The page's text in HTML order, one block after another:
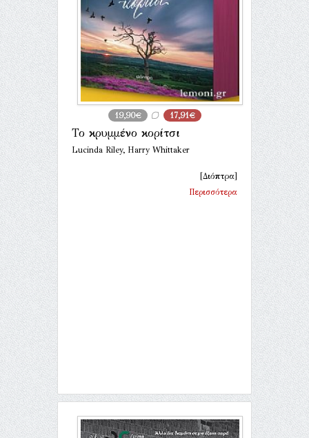
19,90€ 17,91€
Το κρυμμένο κορίτσι
Lucinda Riley, Harry Whittaker
[Διόπτρα]
Περισσότερα